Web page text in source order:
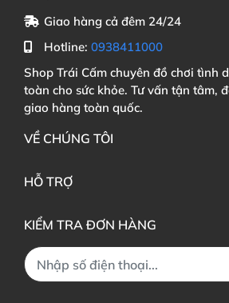
Giao hàng cả đêm 24/24
Hotline: 0938411000
Shop Trái Cấm chuyên đồ chơi tình
toàn cho sức khỏe. Tư vấn tận tâm,
giao hàng toàn quốc.
VỀ CHÚNG TÔI
HỖ TRỢ
KIỂM TRA ĐƠN HÀNG